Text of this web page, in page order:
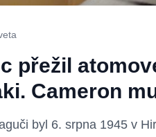
přežil
Cameron
byl 6. srpna 1945 v